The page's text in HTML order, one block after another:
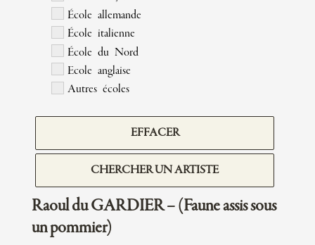
École allemande
École italienne
École du Nord
Ecole anglaise
Autres écoles
EFFACER
CHERCHER UN ARTISTE
Raoul du GARDIER – (Faune assis sous
un pommier)